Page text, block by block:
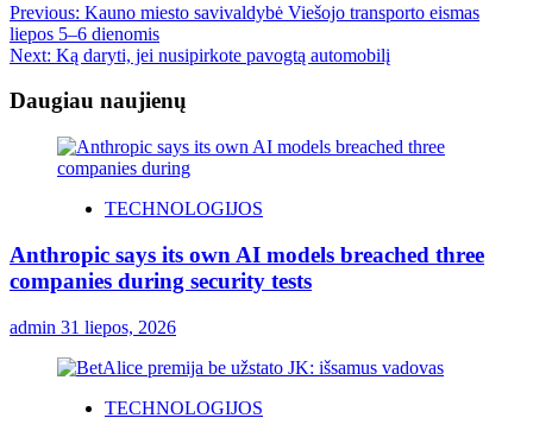
Previous: Kauno miesto savivaldybė Viešojo transporto eismas
liepos 5–6 dienomis
Next: Ką daryti, jei nusipirkote pavogtą automobilį
Daugiau naujienų
TECHNOLOGIJOS
Anthropic says its own AI models breached three
companies during security tests
admin 31 liepos, 2026
TECHNOLOGIJOS